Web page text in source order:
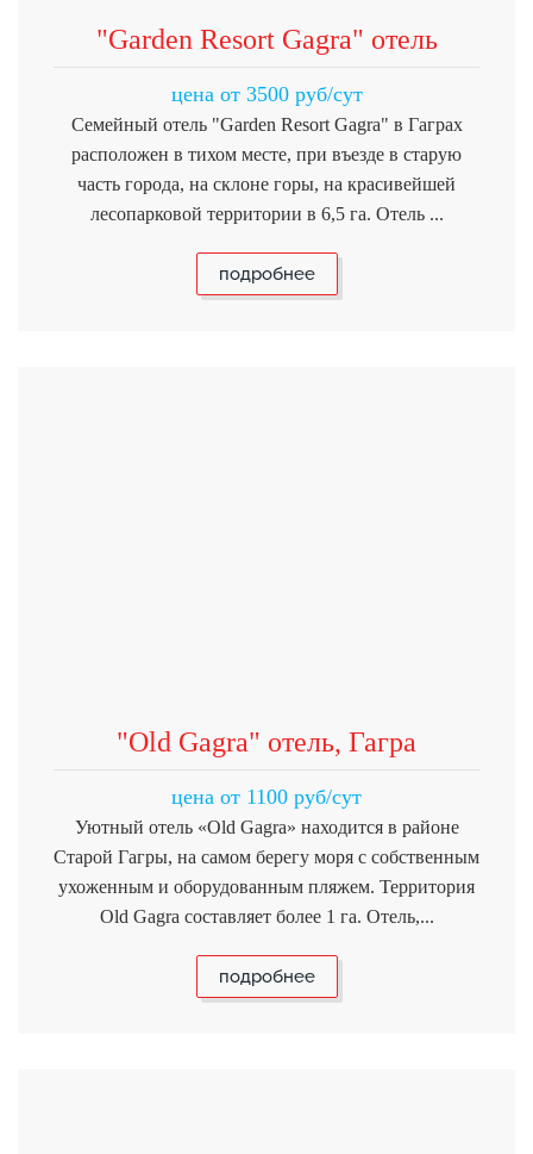
"Garden Resort Gagra" отель
цена от 3500 руб/сут
Семейный отель "Garden Resort Gagra" в Гаграх
расположен в тихом месте, при въезде в старую
часть города, на склоне горы, на красивейшей
лесопарковой территории в 6,5 га. Отель ...
подробнее
"Old Gagra" отель, Гагра
цена от 1100 руб/сут
Уютный отель «Old Gagra» находится в районе
Старой Гагры, на самом берегу моря с собственным
ухоженным и оборудованным пляжем. Территория
Old Gagra составляет более 1 га. Отель,...
подробнее